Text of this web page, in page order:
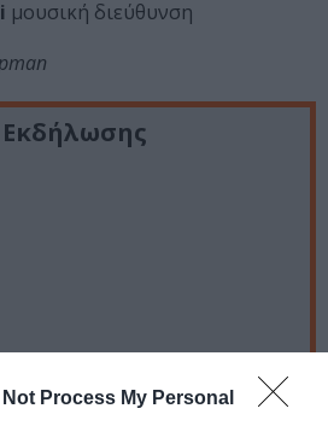
Not Process My Personal
μουσική διεύθυνση
και Κόκκαλη, Αθήνα